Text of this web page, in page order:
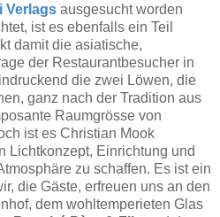
Verlags ausgesucht worden
ist es ebenfalls ein Teil
damit die asiatische,
der Restaurantbesucher in
die zwei Löwen, die
ganz nach der Tradition aus
Raumgrösse von
ist es Christian Mook
Lichtkonzept, Einrichtung und
zu schaffen. Es ist ein
die Gäste, erfreuen uns an den
dem wohltemperieten Glas